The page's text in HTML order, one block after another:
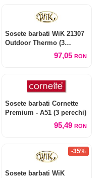
Sosete barbati WiK 21307
Outdoor Thermo (3
97,05 RON
Sosete barbati Cornette
Premium - A51 (3 perechi)
95,49 RON
-35%
Sosete barbati WiK